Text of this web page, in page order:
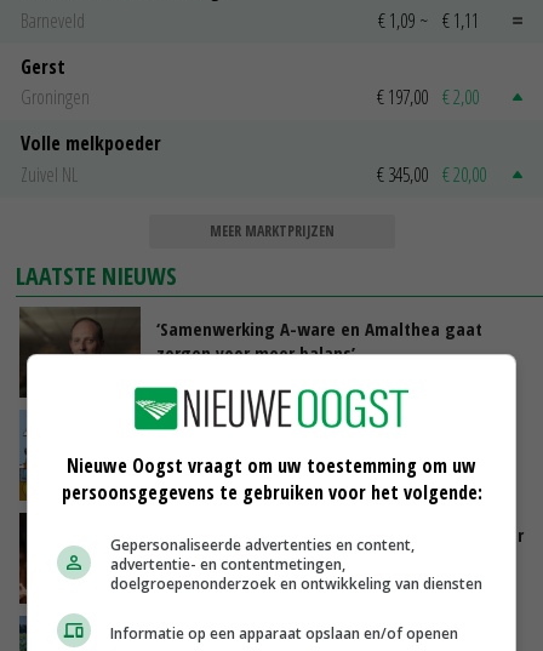
Barneveld
€ 1,09 ~ € 1,11
Gerst
Groningen
€ 197,00 € 2,00
Volle melkpoeder
Zuivel NL
€ 345,00 € 20,00
MEER MARKTPRIJZEN
LAATSTE NIEUWS
‘Samenwerking A-ware en Amalthea gaat
zorgen voor meer balans’
Internationale vraag naar geitenzuivel blijft
groot: Nederland in Europese top
VANDAAG, 15:33
Vlaamse varkensstapel krimpt, pluimveesector
groeit door schaalvergroting
VANDAAG, 15:20
‘Cijfer jezelf niet weg en doe vooral ook waar
Nieuwe Oogst vraagt om uw toestemming om uw
persoonsgegevens te gebruiken voor het volgende:
Gepersonaliseerde advertenties en content,
advertentie- en contentmetingen,
doelgroepenonderzoek en ontwikkeling van diensten
Informatie op een apparaat opslaan en/of openen